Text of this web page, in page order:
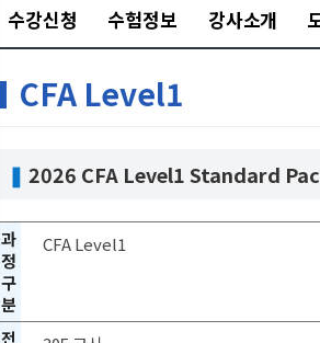
수강신청 수험정보 강사소개
CFA Level1
❚ 2026 CFA Level1 Standard
과
정
구
분
CFA Level1
전